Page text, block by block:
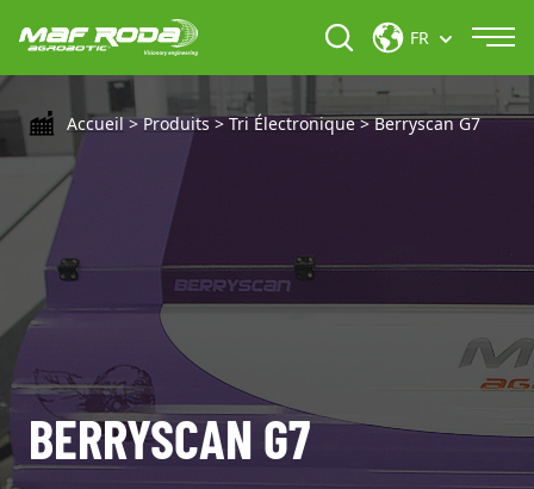
FR
Accueil> Produits> Tri Électronique> Berryscan G7
BERRYSCAN G7